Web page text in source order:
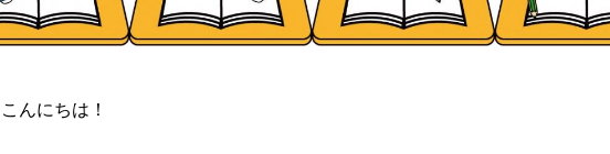
こんにちは！